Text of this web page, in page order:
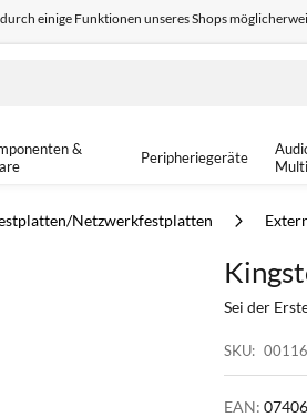
einige Funktionen unseres Shops
&
Peripheriegeräte
Netzwerkfestplatten
SKU
Sei der
EAN: